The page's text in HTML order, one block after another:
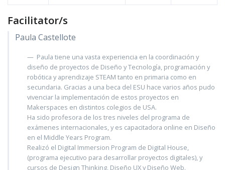
Facilitator/s
Paula Castellote
Paula tiene una vasta experiencia en la coordinación y
diseño de proyectos de Diseño y Tecnología, programación y
robótica y aprendizaje STEAM tanto en primaria como en
secundaria. Gracias a una beca del ESU hace varios años pudo
vivenciar la implementación de estos proyectos en
Makerspaces en distintos colegios de USA.
Ha sido profesora de los tres niveles del programa de
exámenes internacionales, y es capacitadora online en Diseño
en el Middle Years Program.
Realizó el Digital Immersion Program de Digital House,
(programa ejecutivo para desarrollar proyectos digitales), y
cursos de Design Thinking, Diseño UX y Diseño Web.